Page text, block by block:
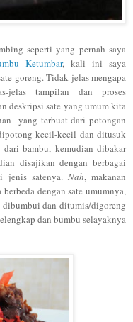
seperti yang pernah saya
Ketumbar, kali ini saya
goreng. Tidak jelas mengapa
jelas tampilan dan proses
deskripsi sate yang umum kita
yang terbuat dari potongan
kecil-kecil dan ditusuk
bambu, kemudian dibakar
disajikan dengan berbagai
jenis satenya. Nah, makanan
dengan sate umumnya,
dan ditumis/digoreng
dan bumbu selayaknya